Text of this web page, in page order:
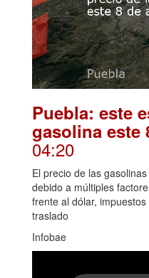
Puebla: este
gasolina este
04:20
El precio de las
debido a múltiples
frente al dólar,
traslado
Infobae